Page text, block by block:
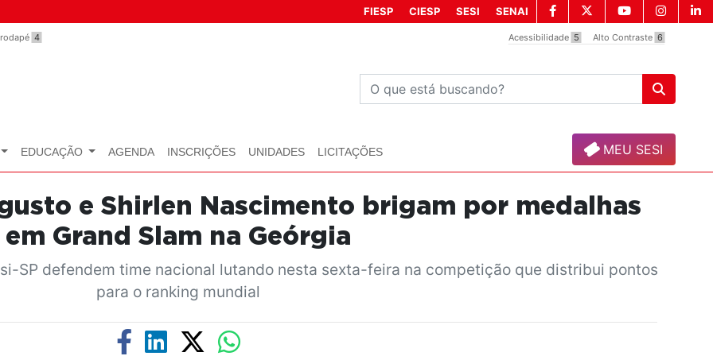
4 Acessibilidade 5 Alto Contraste 6
FIESP CIESP SESI SENAI
EDUCAÇÃO AGENDA INSCRIÇÕES UNIDADES LICITAÇÕES MEU SESI
e Shirlen Nascimento brigam por medalhas
em Grand Slam na Geórgia
SP defendem time nacional lutando nesta sexta-feira na competição que distribui pontos
para o ranking mundial